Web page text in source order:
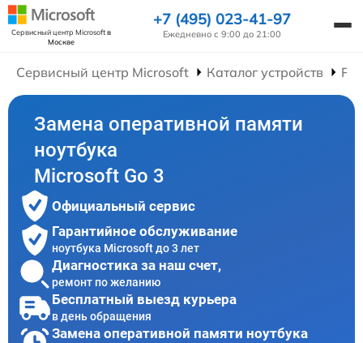
Сервисный центр Microsoftв
Москве
+7 (495) 023-41-97
Ежедневно с 9:00 до 21:00
Сервисный центр Microsoft Каталог устройств
Замена оперативной памяти
ноутбука
Microsoft Go 3
Официальный сервис
Гарантийное обслуживание
ноутбука Microsoft до 3 лет
Диагностика за наш счет,
ремонт по желанию
Бесплатный выезд курьера
в день обращения
Замена оперативной памяти ноутбука